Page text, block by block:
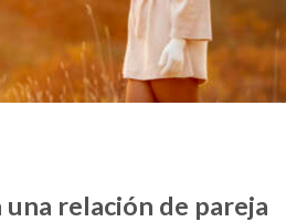
relación de pareja